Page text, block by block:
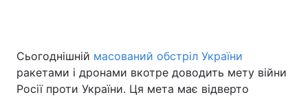
Сьогоднішній масований обстріл України
ракетами і дронами вкотре доводить мету війни
Росії проти України. Ця мета має відверто